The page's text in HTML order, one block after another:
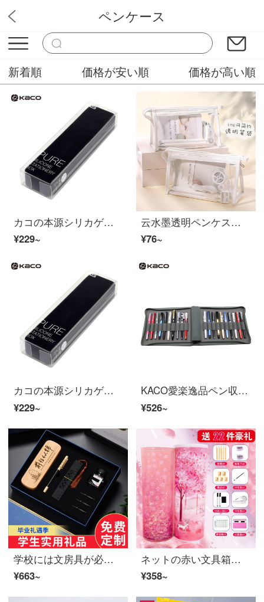
楽山文房具屋
ペンケース
新着順 価格が安い順 価格が高い順
カコの本源シリカゲルの文具箱はキャンディ色の学生に簡単に予約されています。
¥229~
云水墨透明ペンケス简约ins韩国中学生试験専用高颜値小学生の日系文具袋大容量収纳ケース潮少女学生用三角化粧袋三角透明ペンケス-纯白
¥76~
カコの本源シリカゲルの文具箱はキャンディ色の学生に簡単に予約されています。
¥229~
KACO愛楽逸品ペン収納バッグ携帯防水ページケス大容量10/20 gサインペンボックス万年笔サンプルバッグ灰色20 g
¥526~
学校には文房具が必要です。実用高校生のプレゼント中学生の誕生日プレゼント小学生のプレゼント。万年筆ギフトボックスを注文して、友達と友達にプレゼントします。
¥663~
ネットの赤い文具箱の震音と同じデザインの鉛筆箱韓国イチゴ少女心/学覇/ニャンコ小兔韓国簡約小清新多機能網紅同項ぺンケス小学生の筆箱の流砂-桜のアップグレードの延長タイプ（22件の豪礼を送ります）
¥358~